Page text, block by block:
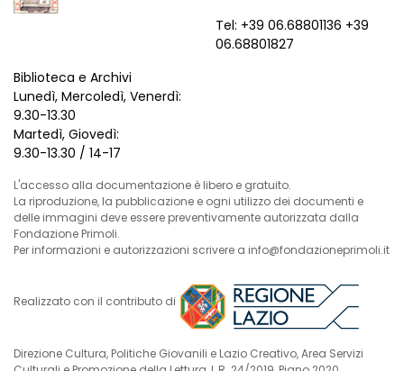
Tel: +39 06.68801136 +39
06.68801827
Biblioteca e Archivi
Lunedì, Mercoledì, Venerdì:
9.30-13.30
Martedì, Giovedì:
9.30-13.30 / 14-17
L'accesso alla documentazione è libero e gratuito.
La riproduzione, la pubblicazione e ogni utilizzo dei documenti e
delle immagini deve essere preventivamente autorizzata dalla
Fondazione Primoli.
Per informazioni e autorizzazioni scrivere a info@fondazioneprimoli.it
Realizzato con il contributo di
Direzione Cultura, Politiche Giovanili e Lazio Creativo, Area Servizi